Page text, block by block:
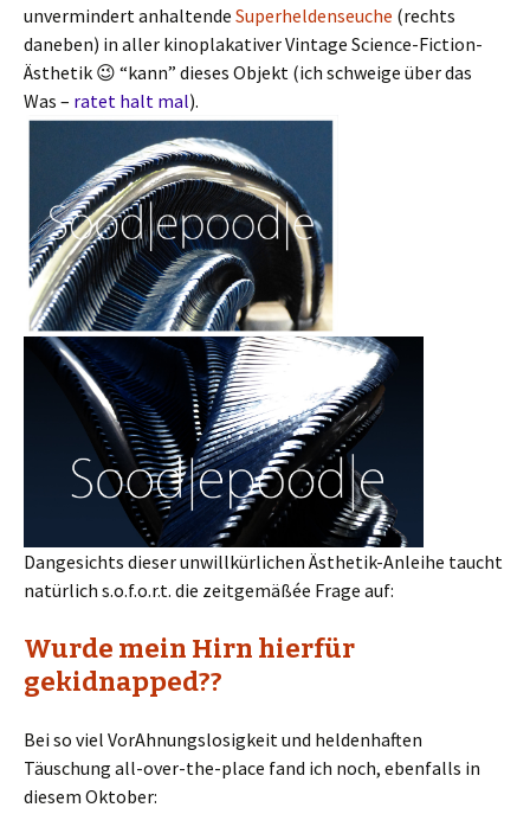
unvermindert anhaltende Superheldenseuche (rechts
daneben) in aller kinoplakativer Vintage Science-Fiction-
Ästhetik 😉 “kann” dieses Objekt (ich schweige über das
Was – ratet halt mal).
Dangesichts dieser unwillkürlichen Ästhetik-Anleihe taucht
natürlich s.o.f.o.r.t. die zeitgemäßée Frage auf:
Wurde mein Hirn hierfür
gekidnapped??
Bei so viel VorAhnungslosigkeit und heldenhaften
Täuschung all-over-the-place fand ich noch, ebenfalls in
diesem Oktober: